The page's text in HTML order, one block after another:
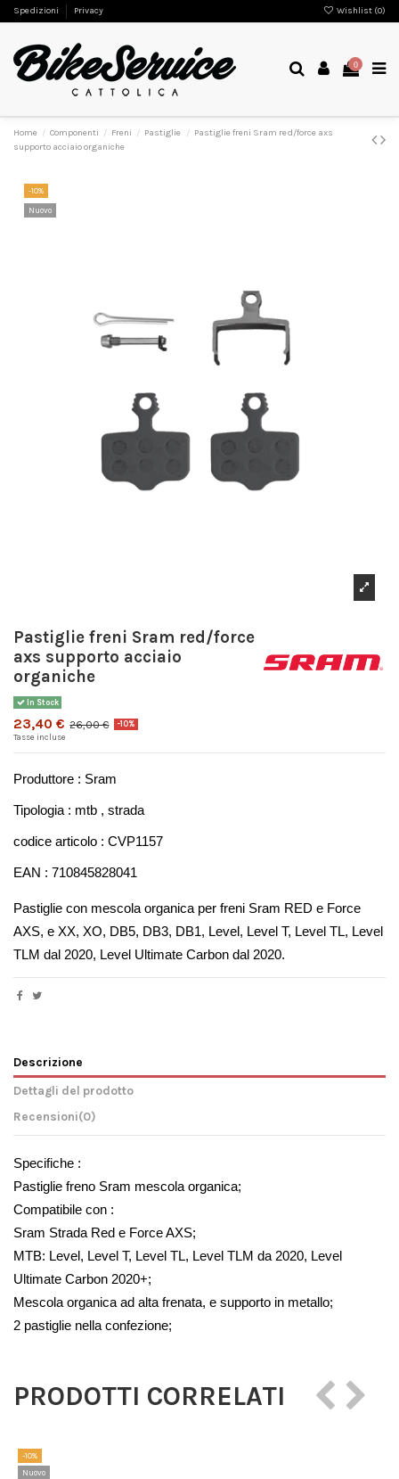
Spedizioni Privacy Wishlist (0)
0
Home Componenti Freni Pastiglie
Pastiglie freni Sram red/force axs
supporto acciaio organiche
-10%
Nuovo
Pastiglie freni Sram red/force
axs supporto acciaio
organiche
In Stock
23,40 € 26,00 € -10%
Tasse incluse
Produttore : Sram
Tipologia : mtb , strada
codice articolo : CVP1157
EAN : 710845828041
Pastiglie con mescola organica per freni Sram RED e Force
AXS, e XX, XO, DB5, DB3, DB1, Level, Level T, Level TL, Level
TLM dal 2020, Level Ultimate Сarbon dal 2020.
Descrizione
Dettagli del prodotto
Recensioni(0)
Specifiche :
Pastiglie freno Sram mescola organica;
Compatibile con :
Sram Strada Red e Force AXS;
MTB: Level, Level T, Level TL, Level TLM da 2020, Level
Ultimate Сarbon 2020+;
Mescola organica ad alta frenata, e supporto in metallo;
2 pastiglie nella confezione;
PRODOTTI CORRELATI
-10%
Nuovo